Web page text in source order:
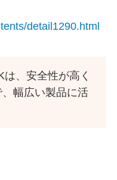
detail1290.html
、安全性が高く
幅広い製品に活